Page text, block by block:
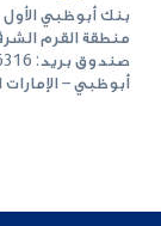
بنك أبوظبي الأول
منطقة القرم
صندوق بريد: 6316
أبوظبي –